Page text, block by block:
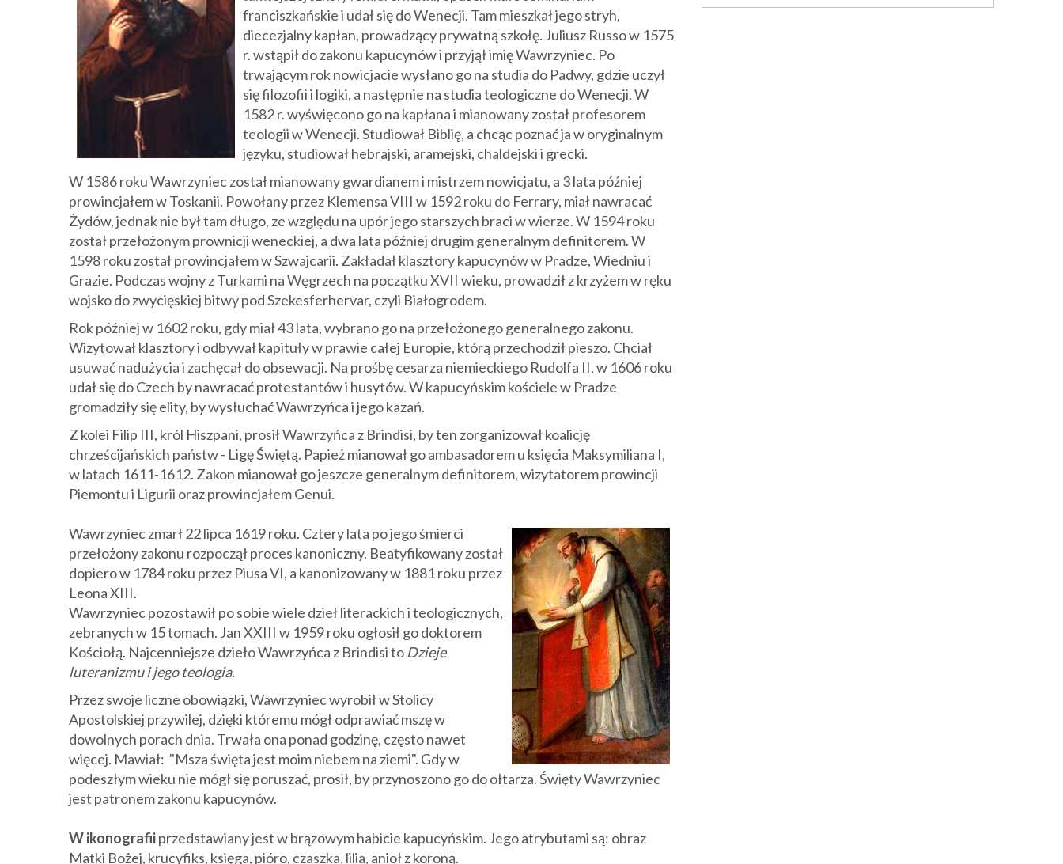
franciszkańskie i udał się do Wenecji. Tam mieszkał jego stryh,
diecezjalny kapłan, prowadzący prywatną szkołę. Juliusz Russo w 1575
r. wstąpił do zakonu kapucynów i przyjął imię Wawrzyniec. Po
trwającym rok nowicjacie wysłano go na studia do Padwy, gdzie uczył
się filozofii i logiki, a następnie na studia teologiczne do Wenecji. W
1582 r. wyświęcono go na kapłana i mianowany został profesorem
teologii w Wenecji. Studiował Biblię, a chcąc poznać ja w oryginalnym
języku, studiowałhebrajski, aramejski, chaldejski i grecki.
W 1586 roku Wawrzyniec został mianowany gwardianem i mistrzem nowicjatu, a 3 lata później
prowincjałem w Toskanii. Powołany przez Klemensa VIII w 1592 roku do Ferrary, miał nawracać
Żydów, jednak nie był tam długo, ze względu na upór jego starszych braci w wierze. W 1594 roku
został przełożonym prownicji weneckiej, a dwa lata później drugim generalnym definitorem. W
1598 roku został prowincjałem w Szwajcarii. Zakładał klasztory kapucynów w Pradze, Wiedniu i
Grazie. Podczas wojny z Turkami na Węgrzech na początku XVII wieku, prowadził z krzyżem w ręku
wojskodo zwycięskiej bitwy pod Szekesferhervar, czyli Białogrodem.
Rok później w 1602 roku, gdy miał 43 lata, wybrano go na przełożonego generalnego zakonu.
Wizytował klasztory i odbywał kapituły w prawie całej Europie, którą przechodził pieszo. Chciał
usuwać nadużycia i zachęcał do obsewacji. Na prośbę cesarza niemieckiego Rudolfa II, w 1606 roku
udał się do Czech by nawracać protestantów i husytów. W kapucyńskim kościele w Pradze
gromadziły się elity, by wysłuchać Wawrzyńca i jego kazań.
Z kolei Filip III, król Hiszpani, prosił Wawrzyńca z Brindisi, by ten zorganizował koalicję
chrześcijańskich państw - Ligę Świętą. Papież mianował go ambasadorem u księcia Maksymiliana I,
w latach 1611-1612. Zakon mianował go jeszcze generalnym definitorem, wizytatorem prowincji
Piemontu i Ligurii oraz prowincjałem Genui.
Wawrzyniec zmarł 22 lipca 1619 roku. Cztery lata po jego śmierci
przełożony zakonu rozpoczął proces kanoniczny. Beatyfikowany został
dopiero w 1784 roku przez Piusa VI, a kanonizowany w 1881 roku przez
Leona XIII.
Wawrzyniec pozostawił po sobie wiele dzieł literackich i teologicznych,
zebranych w 15 tomach. Jan XXIII w 1959 roku ogłosił go doktorem
Kościołą. Najcenniejsze dzieło Wawrzyńca z Brindisi to Dzieje
luteranizmu i jego teologia.
Przez swoje liczne obowiązki, Wawrzyniec wyrobił w Stolicy
Apostolskiej przywilej, dzięki któremu mógł odprawiać mszę w
dowolnych porach dnia. Trwała ona ponad godzinę, często nawet
więcej. Mawiał: "Msza święta jest moim niebem na ziemi". Gdy w
podeszłym wieku nie mógł się poruszać, prosił, by przynoszono go do ołtarza.Święty Wawrzyniec
jest patronem zakonu kapucynów.
W ikonografiiprzedstawiany jest w brązowym habicie kapucyńskim. Jego atrybutami są: obraz
Matki Bożej, krucyfiks, księga, pióro, czaszka, lilia, anioł z koroną.